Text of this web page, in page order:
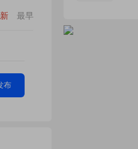
最早
布